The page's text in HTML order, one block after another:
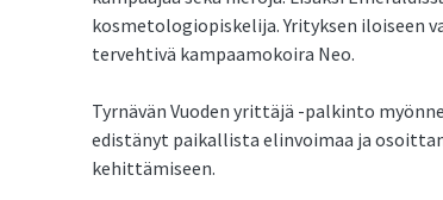
kosmetologiopiskelija. Yrityksen iloiseen
tervehtivä kampaamokoira Neo.
Tyrnävän Vuoden yrittäjä -palkinto
edistänyt paikallista elinvoimaa ja
kehittämiseen.